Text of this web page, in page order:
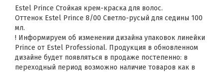
Estel Prince Стойкая крем-краска для волос.
Оттенок Estel Prince 8/00 Светло-русый для седины 100
мл.
! Информируем об изменении дизайна упаковок линейки
Prince от Estel Professional. Продукция в обновленном
дизайне будет появляться в продаже постепенно: в
переходный период возможно наличие товаров как в